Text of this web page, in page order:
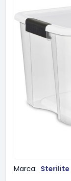
Marca: Sterilite